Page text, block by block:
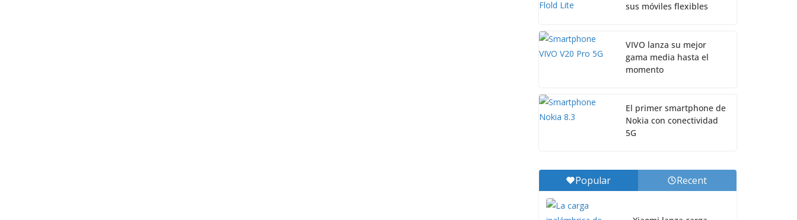
sus móviles flexibles
VIVO lanza su mejor
gama media hasta el
momento
El primer smartphone de
Nokia con conectividad
5G
Popular Recent